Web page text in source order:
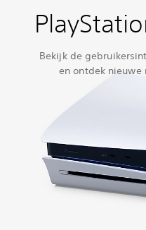
Bekijk de
en ontdek nieuwe